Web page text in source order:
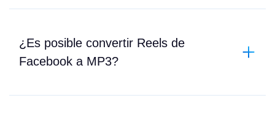
¿Es posible convertir Reels de
Facebook a MP3?